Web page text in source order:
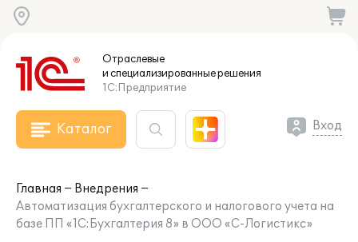
Отраслевые
и специализированныерешения
1С:Предприятие
Каталог Вход
Главная
Внедрения
Автоматизация бухгалтерского и налогового учета на
базе ПП «1С:Бухгалтерия 8» в ООО «С-Логистикс»